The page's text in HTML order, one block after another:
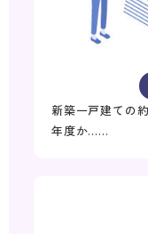
新築一戸建ての
年度か……